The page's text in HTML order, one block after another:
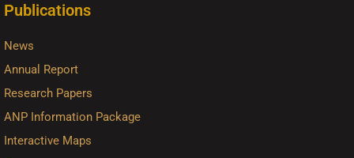
Publications
News
Annual Report
Research Papers
ANP Information Package
Interactive Maps